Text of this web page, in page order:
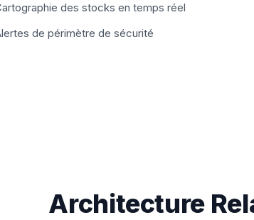
des stocks en temps réel
de périmètre de sécurité
Architecture